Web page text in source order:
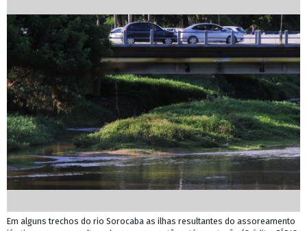
Em alguns trechos do rio Sorocaba as ilhas resultantes do assoreamento